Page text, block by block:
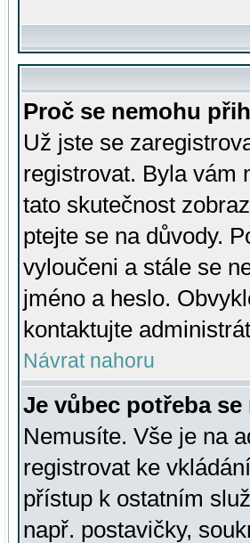
Proč se nemohu
Už jste se
registrovat. Byla vám
tato skutečnost
ptejte se na důvody.
vyloučeni a stále se
jméno a heslo.
kontaktujte
Návrat nahoru
Je vůbec potřeba
Nemusíte. Vše je na
registrovat ke
přístup k ostatním
např. postavičky,